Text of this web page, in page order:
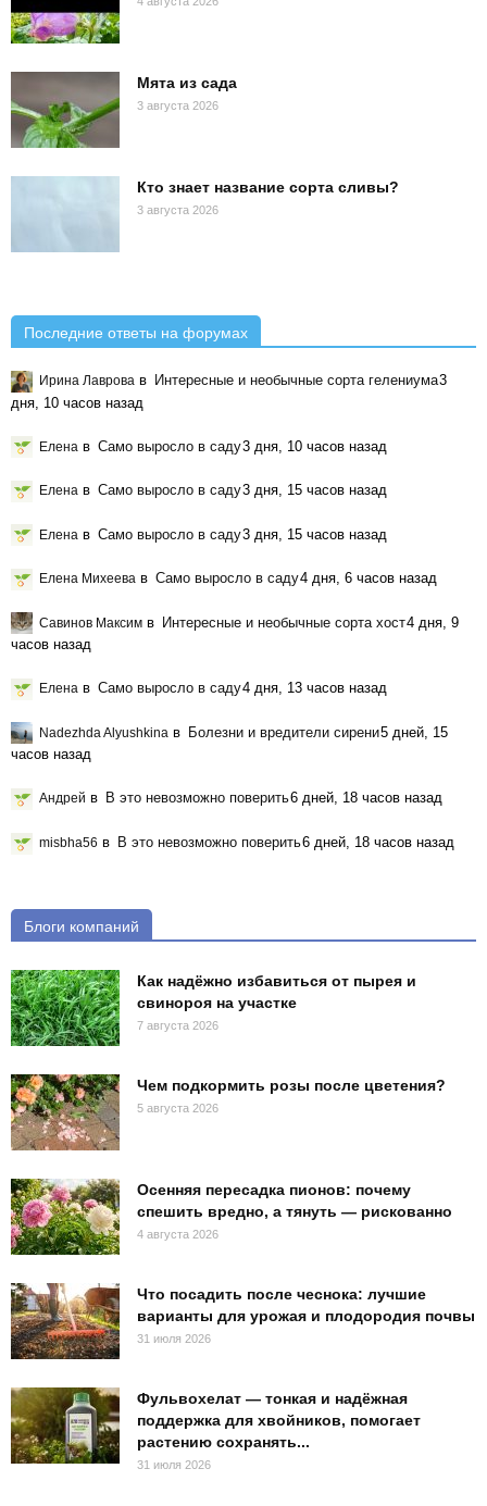
Мята из сада
3 августа 2026
Кто знает название сорта сливы?
3 августа 2026
Последние ответы на форумах
Ирина Лаврова в Интересные и необычные сорта гелениума3
дня, 10 часов назад
Елена в Само выросло в саду3 дня, 10 часов назад
Елена в Само выросло в саду3 дня, 15 часов назад
Елена в Само выросло в саду3 дня, 15 часов назад
Елена Михеева в Само выросло в саду4 дня, 6 часов назад
Савинов Максим в Интересные и необычные сорта хост4 дня, 9
часов назад
Елена в Само выросло в саду4 дня, 13 часов назад
Nadezhda Alyushkina в Болезни и вредители сирени5 дней, 15
часов назад
Андрей в В это невозможно поверить6 дней, 18 часов назад
misbha56 в В это невозможно поверить6 дней, 18 часов назад
Блоги компаний
Как надёжно избавиться от пырея и
свинороя на участке
7 августа 2026
Чем подкормить розы после цветения?
5 августа 2026
Осенняя пересадка пионов: почему
спешить вредно, а тянуть — рискованно
4 августа 2026
Что посадить после чеснока: лучшие
варианты для урожая и плодородия почвы
31 июля 2026
Фульвохелат — тонкая и надёжная
поддержка для хвойников, помогает
растению сохранять...
31 июля 2026